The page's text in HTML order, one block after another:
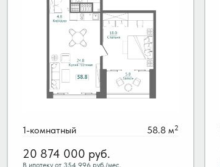
1-комнатный 58.8 м2
20 874 000 руб.
В ипотеку от 354 996 руб./мес.